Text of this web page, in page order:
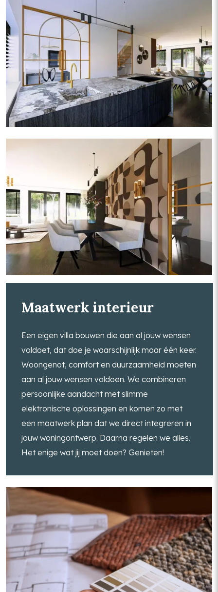
Maatwerk interieur
Een eigen villa bouwen die aan al jouw wensen
voldoet, dat doe je waarschijnlijk maar één keer.
Woongenot, comfort en duurzaamheid moeten
aan al jouw wensen voldoen. We combineren
persoonlijke aandacht met slimme
elektronische oplossingen en komen zo met
een maatwerk plan dat we direct integreren in
jouw woningontwerp. Daarna regelen we alles.
Het enige wat jij moet doen? Genieten!